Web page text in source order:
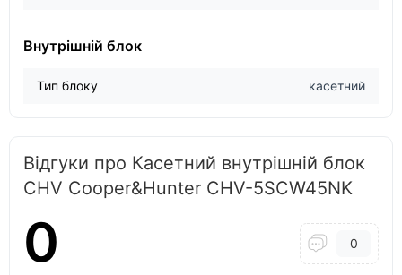
Внутрішній блок
Тип блоку касетний
Відгуки про Касетний внутрішній блок
CHV Cooper&Hunter CHV-5SCW45NK
0 0